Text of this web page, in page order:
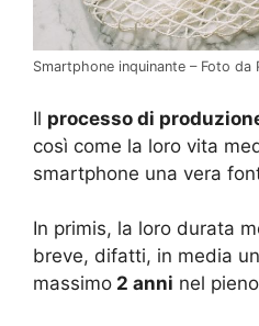
Smartphone inquinante – Foto da
Il processo di
così come la loro vita
smartphone una vera
In primis, la loro durata
breve, difatti, in media
massimo 2 anni nel